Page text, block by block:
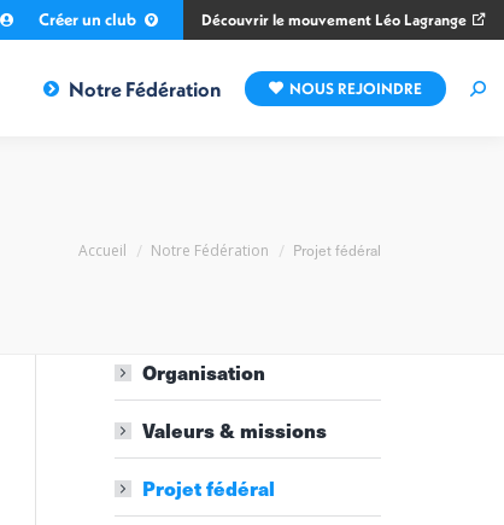
Créer un club Découvrir le mouvement Léo Lagrange
Notre Fédération NOUS REJOINDRE
Vous êtes ici :
Accueil Notre Fédération Projet fédéral
Organisation
Valeurs & missions
Projet fédéral